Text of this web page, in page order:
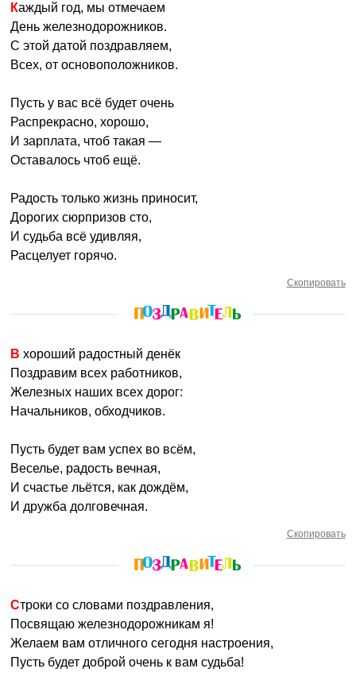
Каждый год, мы отмечаем
День железнодорожников.
С этой датой поздравляем,
Всех, от основоположников.
Пусть у вас всё будет очень
Распрекрасно, хорошо,
И зарплата, чтоб такая —
Оставалось чтоб ещё.
Радость только жизнь приносит,
Дорогих сюрпризов сто,
И судьба всё удивляя,
Расцелует горячо.
Скопировать
В хороший радостный денёк
Поздравим всех работников,
Железных наших всех дорог:
Начальников, обходчиков.
Пусть будет вам успех во всём,
Веселье, радость вечная,
И счастье льётся, как дождём,
И дружба долговечная.
Скопировать
Строки со словами поздравления,
Посвящаю железнодорожникам я!
Желаем вам отличного сегодня настроения,
Пусть будет доброй очень к вам судьба!